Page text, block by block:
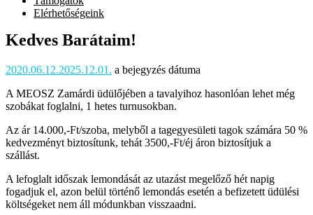
Elérhetőségeink
Kedves Barátaim!
2020.06.12.2025.12.01. a bejegyzés dátuma
A MEOSZ Zamárdi üdülőjében a tavalyihoz hasonlóan lehet még
szobákat foglalni, 1 hetes turnusokban.
Az ár 14.000,-Ft/szoba, melyből a tagegyesületi tagok számára 50 %
kedvezményt biztosítunk, tehát 3500,-Ft/éj áron biztosítjuk a
szállást.
A lefoglalt időszak lemondását az utazást megelőző hét napig
fogadjuk el, azon belül történő lemondás esetén a befizetett üdülési
költségeket nem áll módunkban visszaadni.